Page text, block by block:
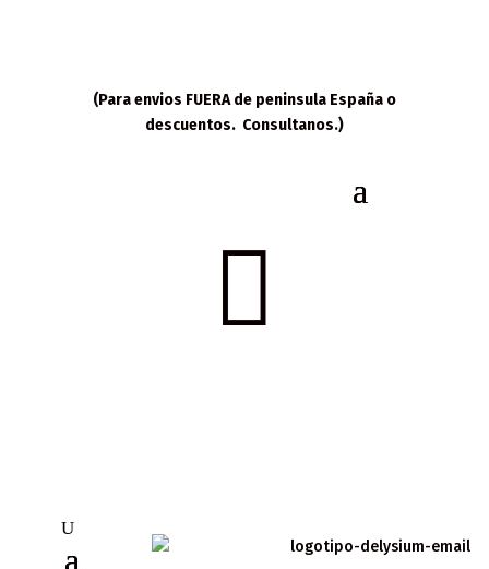
(Para envios FUERA de peninsula España o
descuentos. Consultanos.)
